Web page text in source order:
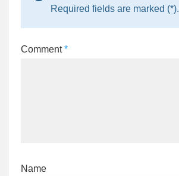
Required fields are marked (*).
Comment*
Name